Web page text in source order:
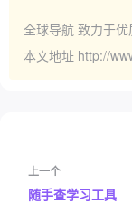
全球导航 致力于优
本文地址 http://
上一个
随手查学习工具